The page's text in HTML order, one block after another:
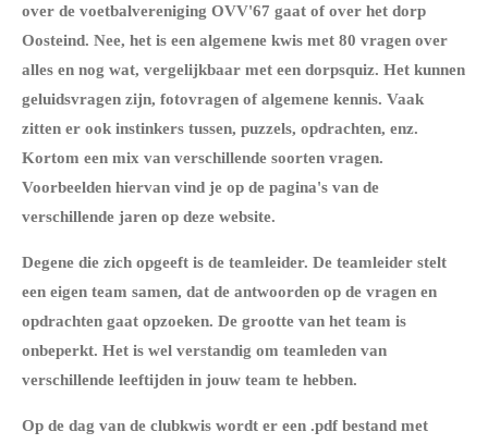
over de voetbalvereniging OVV'67 gaat of over het dorp
Oosteind. Nee, het is een algemene kwis met 80 vragen over
alles en nog wat, vergelijkbaar met een dorpsquiz. Het kunnen
geluidsvragen zijn, fotovragen of algemene kennis. Vaak
zitten er ook instinkers tussen, puzzels, opdrachten, enz.
Kortom een mix van verschillende soorten vragen.
Voorbeelden hiervan vind je op de pagina's van de
verschillende jaren op deze website.
Degene die zich opgeeft is de teamleider. De teamleider stelt
een eigen team samen, dat de antwoorden op de vragen en
opdrachten gaat opzoeken. De grootte van het team is
onbeperkt. Het is wel verstandig om teamleden van
verschillende leeftijden in jouw team te hebben.
Op de dag van de clubkwis wordt er een .pdf bestand met